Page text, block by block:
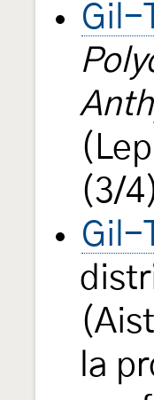
Gil-
(3/
Gil-
la